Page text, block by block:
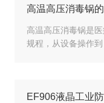
高温高压消毒锅
高温高压消毒锅是
规程，从设备操作
EF906液晶工业